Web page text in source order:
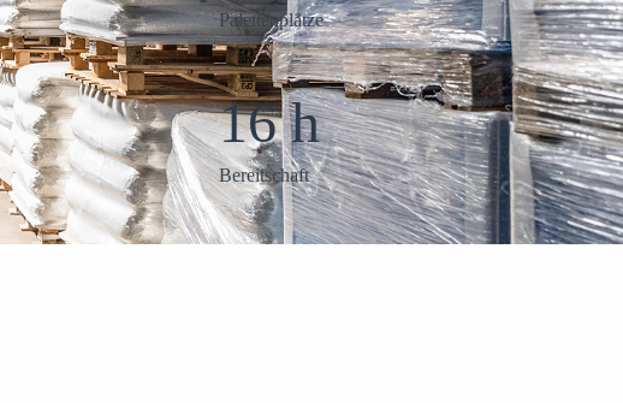
Palettenplätze
24 h
Bereitschaft